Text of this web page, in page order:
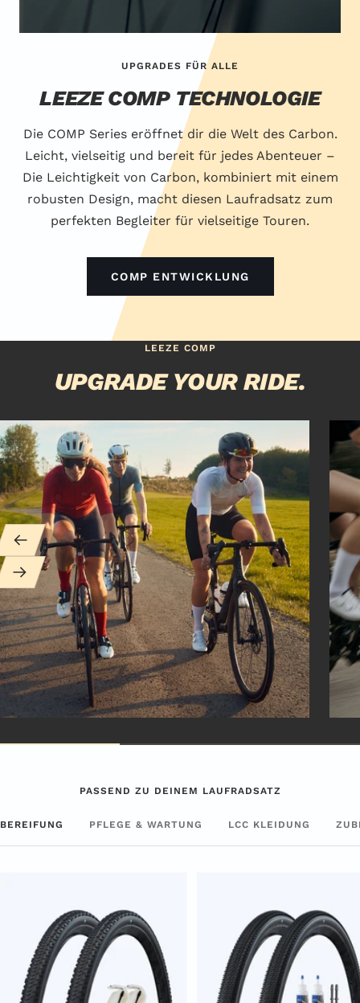
UPGRADES FÜR ALLE
LEEZE COMP TECHNOLOGIE
Die COMP Series eröffnet dir die Welt des Carbon.
Leicht, vielseitig und bereit für jedes Abenteuer –
Die Leichtigkeit von Carbon, kombiniert mit einem
robusten Design, macht diesen Laufradsatz zum
perfekten Begleiter für vielseitige Touren.
COMP ENTWICKLUNG
LEEZE COMP
UPGRADE YOUR RIDE.
Weiter
PASSEND ZU DEINEM LAUFRADSATZ
BEREIFUNG PFLEGE & WARTUNG LCC KLEIDUNG